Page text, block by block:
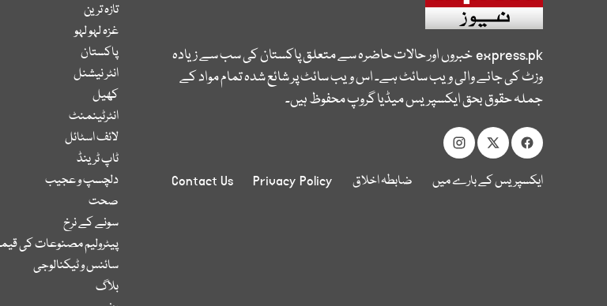
express.pkخبروں اور حالات حاضرہ سے متعلق پاکستان کی سب سے زیادہ
وزٹ کی جانے والی ویب سائٹ ہے۔ اس ویب سائٹ پر شائع شدہ تمام مواد کے
جملہ حقوق بحق ایکسپریس میڈیا گروپ محفوظ ہیں۔
ایکسپریس کے بارے میں ضابطہ اخلاق Privacy Policy
Contact Us
تازہ ترین
غزہ لہو لہو
پاکستان
انٹر نیشنل
کھیل
انٹرٹینمنٹ
لائف اسٹائل
ٹاپ ٹرینڈ
دلچسپ و عجیب
صحت
سونے کے نرخ
پیٹرولیم مصنوعات کی
سائنس و ٹیکنالوجی
بلاگ